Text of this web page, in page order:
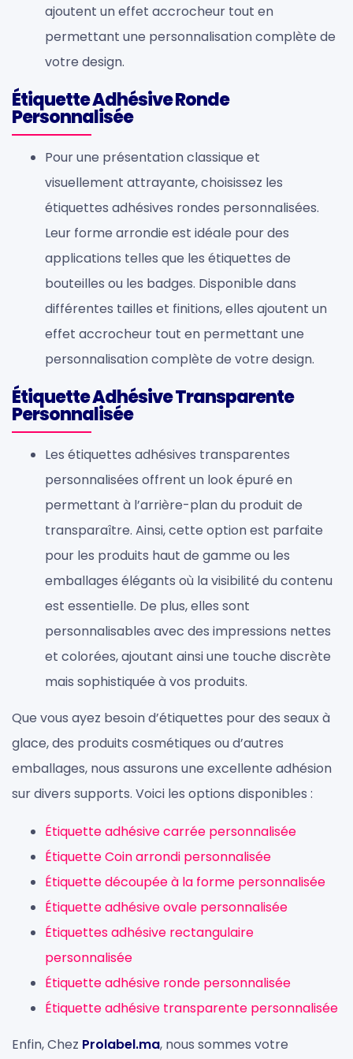
ajoutent un effet accrocheur tout en
permettant une personnalisation complète de
votre design.
Étiquette Adhésive Ronde
Personnalisée
Pour une présentation classique et
visuellement attrayante, choisissez les
étiquettes adhésives rondes personnalisées.
Leur forme arrondie est idéale pour des
applications telles que les étiquettes de
bouteilles ou les badges. Disponible dans
différentes tailles et finitions, elles ajoutent un
effet accrocheur tout en permettant une
personnalisation complète de votre design.
Étiquette Adhésive Transparente
Personnalisée
Les étiquettes adhésives transparentes
personnalisées offrent un look épuré en
permettant à l’arrière-plan du produit de
transparaître. Ainsi, cette option est parfaite
pour les produits haut de gamme ou les
emballages élégants où la visibilité du contenu
est essentielle. De plus, elles sont
personnalisables avec des impressions nettes
et colorées, ajoutant ainsi une touche discrète
mais sophistiquée à vos produits.
Que vous ayez besoin d’étiquettes pour des seaux à
glace, des produits cosmétiques ou d’autres
emballages, nous assurons une excellente adhésion
sur divers supports. Voici les options disponibles :
Étiquette adhésive carrée personnalisée
Étiquette Coin arrondi personnalisée
Étiquette découpée à la forme personnalisée
Étiquette adhésive ovale personnalisée
Étiquettes adhésive rectangulaire
personnalisée
Étiquette adhésive ronde personnalisée
Étiquette adhésive transparente personnalisée
Enfin, Chez Prolabel.ma, nous sommes votre